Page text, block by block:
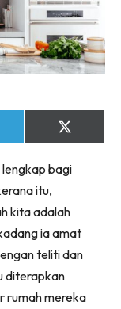
Share
on
(Twitter)
bagi
itu,
kita adalah
ia amat
teliti dan
diterapkan
rumah mereka